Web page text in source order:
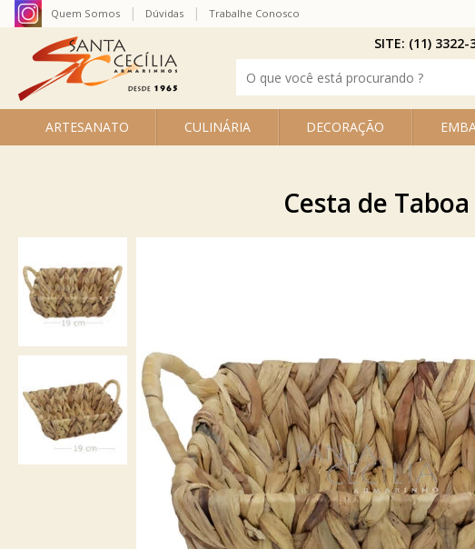
ARTESANATO CULINÁRIA DECORAÇÃO
Quem Somos Dúvidas Trabalhe Conosco
SITE: (11) 3322-
Cesta de